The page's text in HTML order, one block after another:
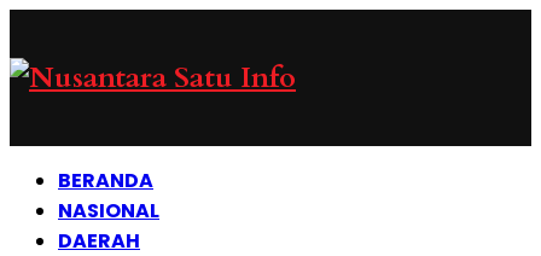
BERANDA
NASIONAL
DAERAH